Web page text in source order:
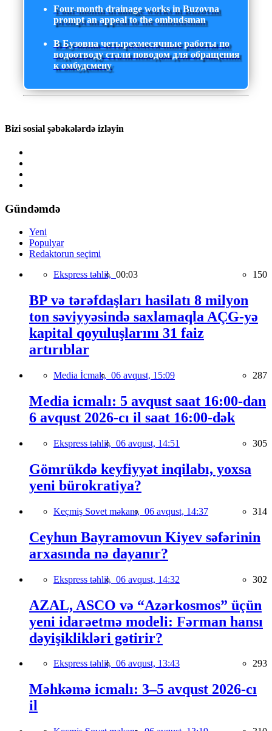
Four-month drainage works in Buzovna
prompt an appeal to the ombudsman
В Бузовна четырехмесячные работы по
водоотводу стали поводом для обращения
к омбудсмену
Bizi sosial şəbəkələrdə izləyin
Gündəmdə
Yeni
Populyar
Redaktorun seçimi
Ekspress təhlil, 00:03 150
BP və tərəfdaşları hasilatı 8 milyon
ton səviyyəsində saxlamaqla AÇG-yə
kapital qoyuluşlarını 31 faiz
artırıblar
Media İcmalı, 06 avqust, 15:09 287
Media icmalı: 5 avqust saat 16:00-dan
6 avqust 2026-cı il saat 16:00-dək
Ekspress təhlil, 06 avqust, 14:51 305
Gömrükdə keyfiyyət inqilabı, yoxsa
yeni bürokratiya?
Keçmiş Sovet məkanı, 06 avqust, 14:37 314
Ceyhun Bayramovun Kiyev səfərinin
arxasında nə dayanır?
Ekspress təhlil, 06 avqust, 14:32 302
AZAL, ASCO və “Azərkosmos” üçün
yeni idarəetmə modeli: Fərman hansı
dəyişiklikləri gətirir?
Ekspress təhlil, 06 avqust, 13:43 293
Məhkəmə icmalı: 3–5 avqust 2026-cı
il